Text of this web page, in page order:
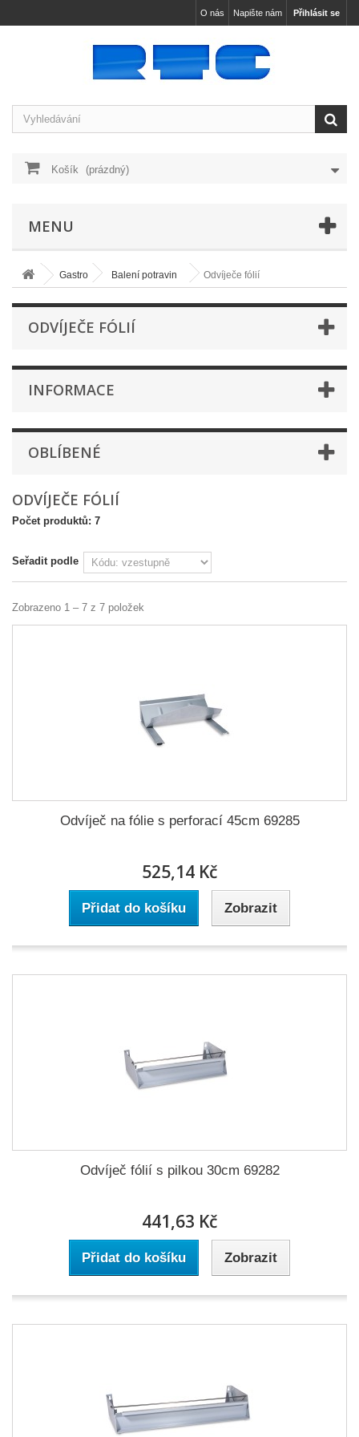
Přihlásit se
Napište nám
O nás
Košík (prázdný)
MENU
Gastro Balení potravin Odvíječe fólií
ODVÍJEČE FÓLIÍ
INFORMACE
OBLÍBENÉ
ODVÍJEČE FÓLIÍ
Počet produktů: 7
Seřadit podle
Zobrazeno 1 – 7 z 7 položek
Odvíječ na fólie s perforací 45cm 69285
525,14 Kč
Přidat do košíku Zobrazit
Odvíječ fólií s pilkou 30cm 69282
441,63 Kč
Přidat do košíku Zobrazit